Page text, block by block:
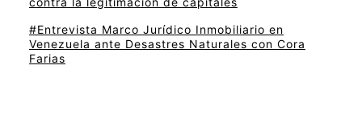
#Entrevista Marco Jurídico Inmobiliario en
Venezuela ante Desastres Naturales con Cora
Farias